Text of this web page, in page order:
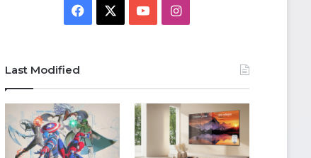
Facebook YouTubeInstagram
Last Modified